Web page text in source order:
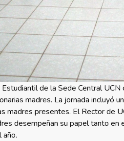
de la Sede Central
madres. La jornada incluyó
madres presentes. El Rector de
desempeñan su papel tanto